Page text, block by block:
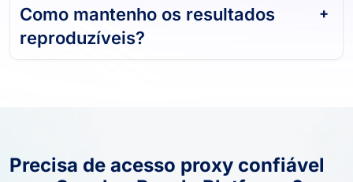
Como mantenho os resultados
reproduzíveis?
Precisa de acesso proxy confiável